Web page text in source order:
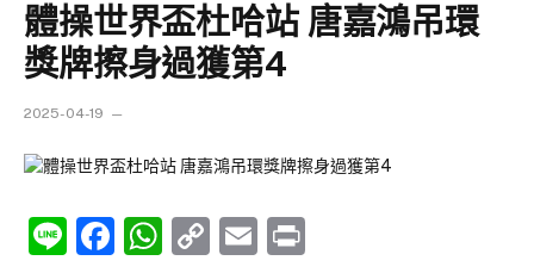
體操世界盃杜哈站 唐嘉鴻吊環
獎牌擦身過獲第4
2025-04-19
LineFacebook
WhatsApp
CopyEmail